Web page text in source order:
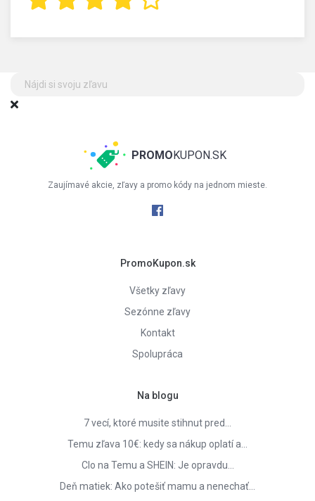
PROMO KUPON.SK
Zaujímavé akcie, zľavy a promo kódy na jednom mieste.
PromoKupon.sk
Všetky zľavy
Sezónne zľavy
Kontakt
Spolupráca
Na blogu
7 vecí, ktoré musite stihnut pred…
Temu zľava 10€: kedy sa nákup oplatí a…
Clo na Temu a SHEIN: Je opravdu…
Deň matiek: Ako potešiť mamu a nenechať…